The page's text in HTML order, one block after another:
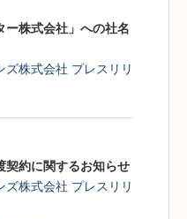
ー株式会社」への社名
株式会社 プレスリリ
契約に関するお知らせ
株式会社 プレスリリ